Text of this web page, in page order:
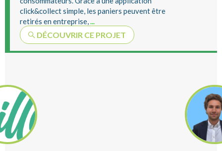
click&collect simple, les paniers peuvent être
retirés en entreprise,...
DÉCOUVRIR CE PROJET